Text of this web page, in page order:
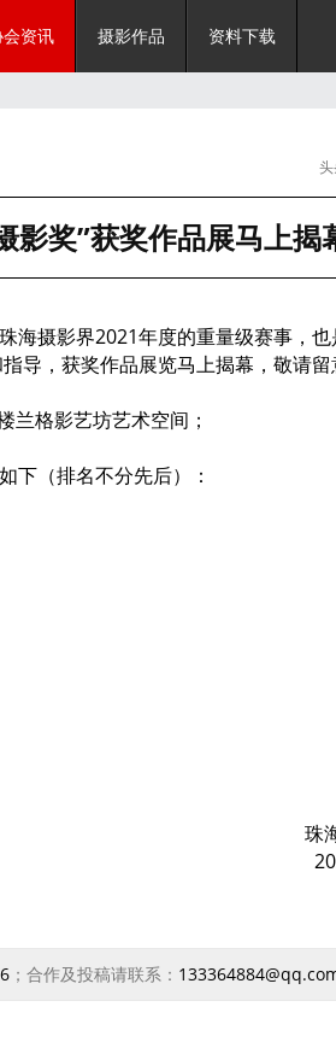
资讯 摄影作品 资料下载
影奖”获奖作品展马上揭
海摄影界2021年度的重量级赛事，
导，获奖作品展览马上揭幕，敬请留
兰格影艺坊艺术空间；
下（排名不分先后）：
珠
；合作及投稿请联系：